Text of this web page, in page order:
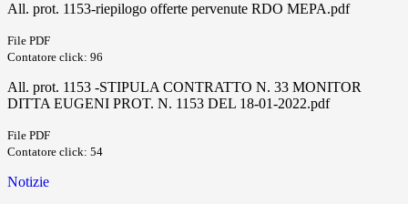
All. prot. 1153-riepilogo offerte pervenute RDO MEPA.pdf
File PDF
Contatore click: 96
All. prot. 1153 -STIPULA CONTRATTO N. 33 MONITOR
DITTA EUGENI PROT. N. 1153 DEL 18-01-2022.pdf
File PDF
Contatore click: 54
Notizie